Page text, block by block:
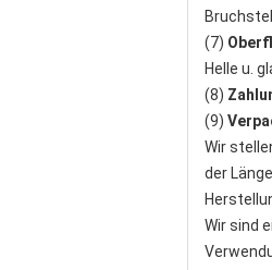
(7)
Helle u.
(8)
(9)
Wir
der
Wir sind